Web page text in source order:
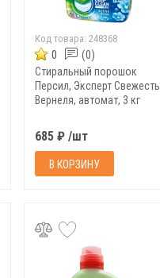
Код товара:248368
0 (0)
Стиральный порошок
Персил, Эксперт Свежесть
Вернеля, автомат, 3 кг
685 ₽ /шт
В КОРЗИНУ